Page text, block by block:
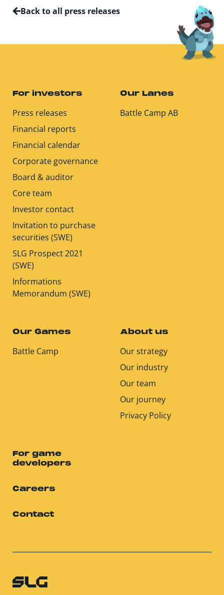
Back to all press releases
For investors
Press releases
Financial reports
Financial calendar
Corporate governance
Board & auditor
Core team
Investor contact
Invitation to purchase
securities (SWE)
SLG Prospect 2021
(SWE)
Informations
Memorandum (SWE)
Our Lanes
Battle Camp AB
Our Games
Battle Camp
About us
Our strategy
Our industry
Our team
Our journey
Privacy Policy
For game
developers
Careers
Contact